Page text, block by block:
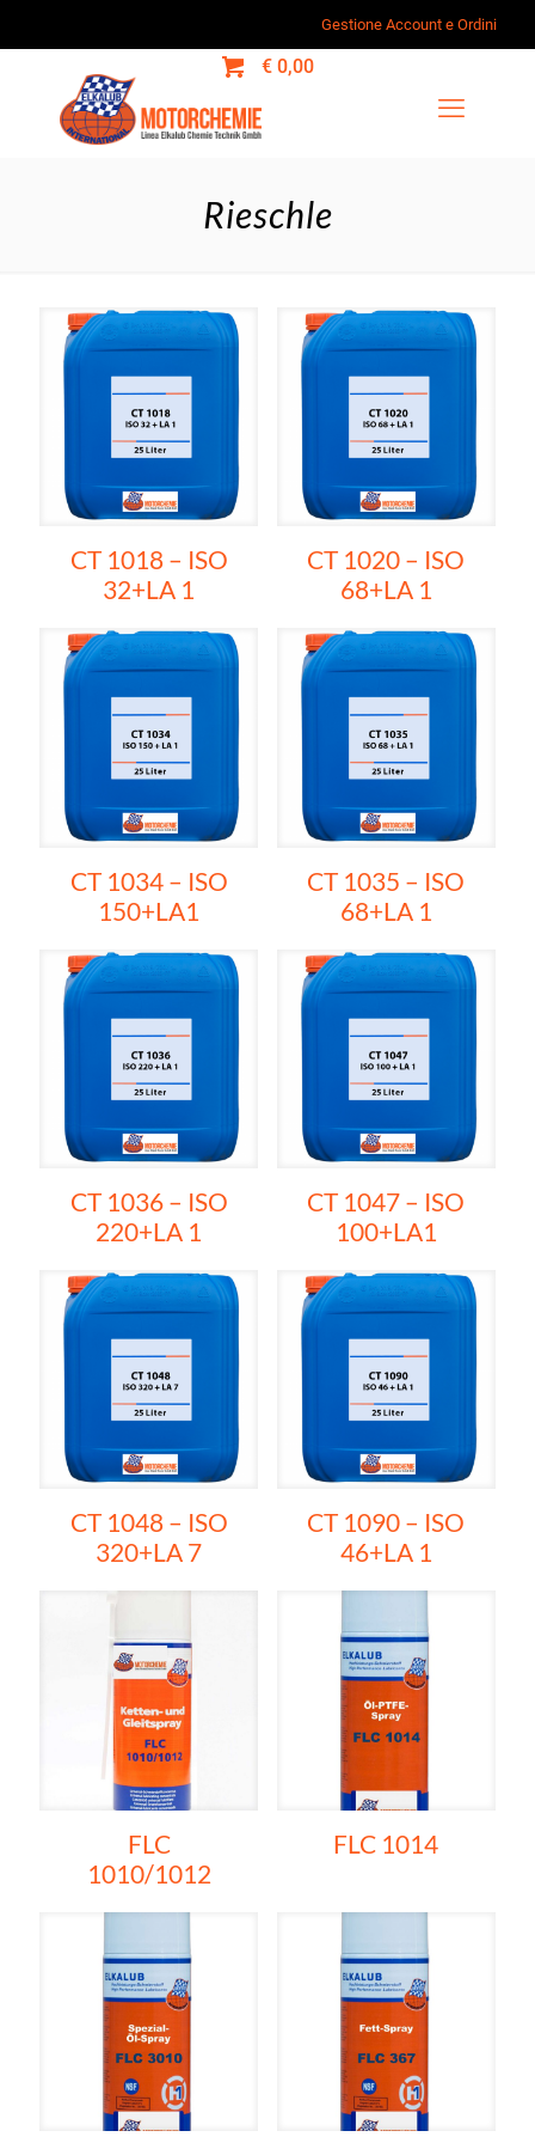
Gestione Account e Ordini
0
€ 0,00
Rieschle
CT 1018 – ISO
32+LA 1
CT 1020 – ISO
68+LA 1
CT 1034 – ISO
150+LA1
CT 1035 – ISO
68+LA 1
CT 1036 – ISO
220+LA 1
CT 1047 – ISO
100+LA1
CT 1048 – ISO
320+LA 7
CT 1090 – ISO
46+LA 1
FLC
1010/1012
FLC 1014